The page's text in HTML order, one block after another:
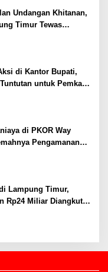
Undangan Khitanan,
Timur Tewas
di Kantor Bupati,
untuk Pemkab
di PKOR Way
Pengamanan
Lampung Timur,
Rp24 Miliar Diangkut